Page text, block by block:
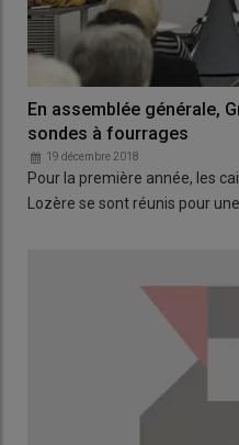
En assemblée générale,
sondes à fourrages
19 décembre 2018
Pour la première année, les
Lozère se sont réunis pour